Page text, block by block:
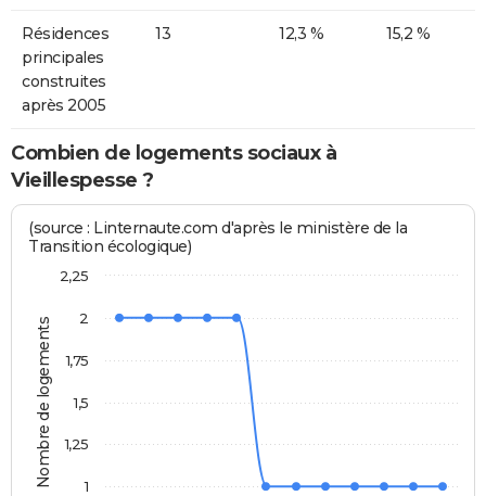
Résidences
principales
construites
après 2005
13 12,3 % 15,2 %
Combien de logements sociaux à
Vieillespesse ?
Nombre de logements
(source : Linternaute.com d'après le ministère de la
Transition écologique)
1
1,25
1,5
1,75
2
2,25